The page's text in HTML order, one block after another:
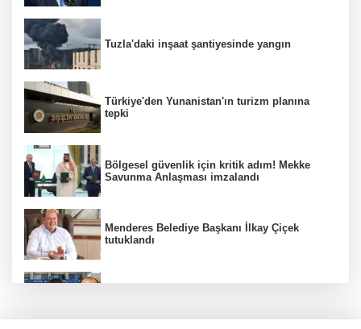
Tuzla'daki inşaat şantiyesinde yangın
Türkiye'den Yunanistan'ın turizm planına
tepki
Bölgesel güvenlik için kritik adım! Mekke
Savunma Anlaşması imzalandı
Menderes Belediye Başkanı İlkay Çiçek
tutuklandı